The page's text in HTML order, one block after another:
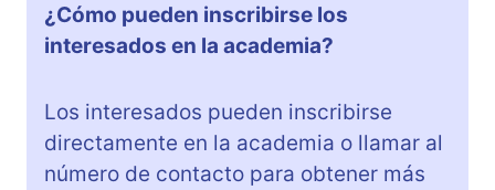
¿Cómo pueden inscribirse los
interesados en la academia?
Los interesados pueden inscribirse
directamente en la academia o llamar al
número de contacto para obtener más